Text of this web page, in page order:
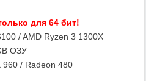
для 64 бит!
/ AMD Ryzen 3 1300X
ОЗУ
960 / Radeon 480